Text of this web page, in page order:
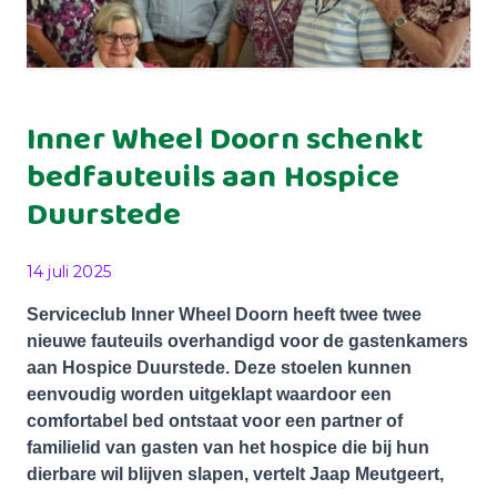
Inner Wheel Doorn schenkt
bedfauteuils aan Hospice
Duurstede
Gepubliceerd op
14 juli 2025
Serviceclub Inner Wheel Doorn heeft twee twee
nieuwe fauteuils overhandigd voor de gastenkamers
aan Hospice Duurstede. Deze stoelen kunnen
eenvoudig worden uitgeklapt waardoor een
comfortabel bed ontstaat voor een partner of
familielid van gasten van het hospice die bij hun
dierbare wil blijven slapen, vertelt Jaap Meutgeert,